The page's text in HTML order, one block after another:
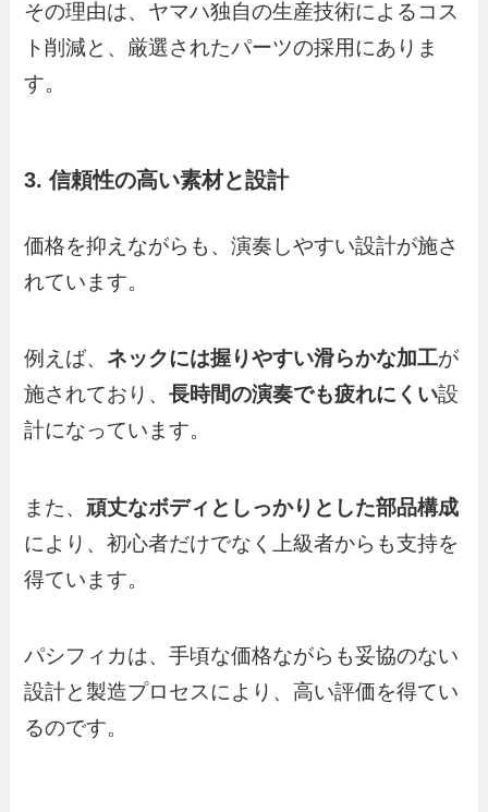
その理由は、ヤマハ独自の生産技術によるコス
ト削減と、厳選されたパーツの採用にありま
す。
3. 信頼性の高い素材と設計
価格を抑えながらも、演奏しやすい設計が施さ
れています。
例えば、ネックには握りやすい滑らかな加工が
施されており、長時間の演奏でも疲れにくい設
計になっています。
また、頑丈なボディとしっかりとした部品構成
により、初心者だけでなく上級者からも支持を
得ています。
パシフィカは、手頃な価格ながらも妥協のない
設計と製造プロセスにより、高い評価を得てい
るのです。